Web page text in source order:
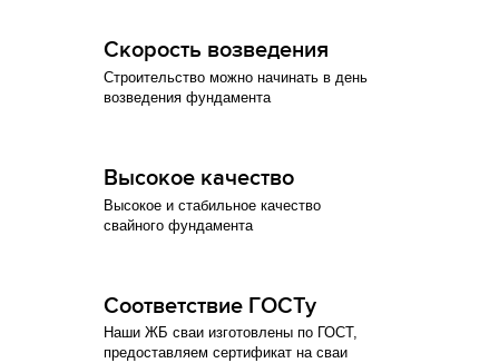
Скорость возведения
Строительство можно начинать в день
возведения фундамента
Высокое качество
Высокое и стабильное качество
свайного фундамента
Соответствие ГОСТу
Наши ЖБ сваи изготовлены по ГОСТ,
предоставляем сертификат на сваи